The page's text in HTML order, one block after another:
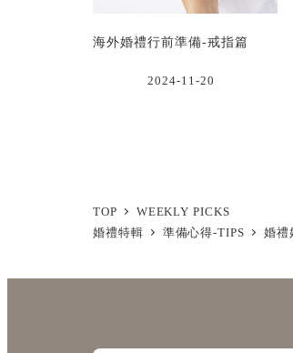
海外婚禮行前準備-戒指篇
2024-11-20
TOP
WEEKLY PICKS
婚禮特輯
準備心得-TIPS 婚禮